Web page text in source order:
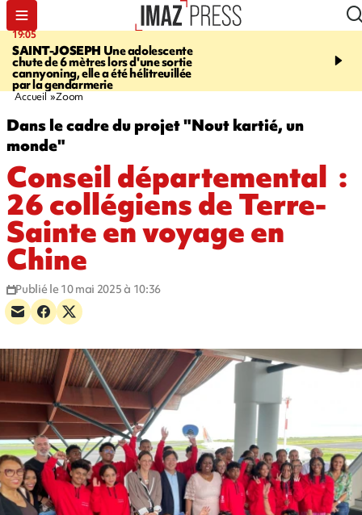
19:05
SAINT-JOSEPH Une adolescente
chute de 6 mètres lors d'une sortie
cannyoning, elle a été hélitreuillée
par la gendarmerie
20:44
rouée de coups,
Accueil Zoom
Dans le cadre du projet "Nout kartié, un
monde"
Conseil départemental :
26 collégiens de Terre-
Sainte en voyage en
Chine
Publié le 10 mai 2025 à 10:36